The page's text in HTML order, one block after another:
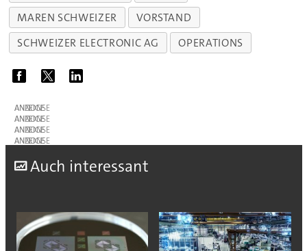
MAREN SCHWEIZER
VORSTAND
SCHWEIZER ELECTRONIC AG
OPERATIONS
ANZEIGE
ANZEIGE
ANZEIGE
ANZEIGE
Auch interessant